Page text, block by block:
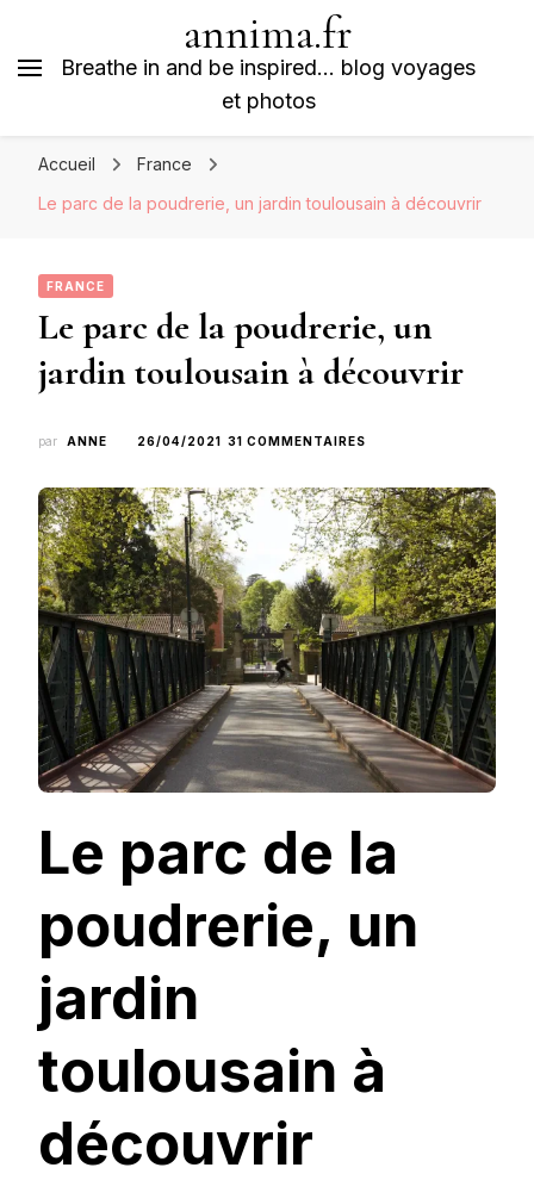
annima.fr
Breathe in and be inspired… blog voyages
et photos
Accueil
France
Le parc de la poudrerie, un jardin toulousain à découvrir
FRANCE
Le parc de la poudrerie, un
jardin toulousain à découvrir
par ANNE 26/04/2021 31 COMMENTAIRES
DE
LA
POUDRERIE,
UN
JARDIN
TOULOUSAIN
À
DÉCOUVRIR
Le parc de la
poudrerie, un
jardin
toulousain à
découvrir